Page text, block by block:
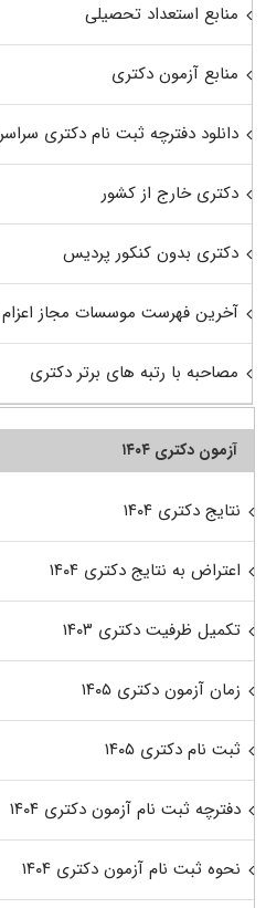
منابع استعداد تحصیلی
منابع آزمون دکتری
دانلود دفترچه ثبت نام دکتری
دکتری خارج از کشور
دکتری بدون کنکور پردیس
آخرین فهرست موسسات مجاز
مصاحبه با رتبه های برتر دکتری
آزمون دکتری ۱۴۰۴
نتایج دکتری ۱۴۰۴
اعتراض به نتایج دکتری ۱۴۰۴
تکمیل ظرفیت دکتری ۱۴۰۳
زمان آزمون دکتری ۱۴۰۵
ثبت نام دکتری ۱۴۰۵
دفترچه ثبت نام آزمون دکتری ۱۴۰۴
نحوه ثبت نام آزمون دکتری ۱۴۰۴